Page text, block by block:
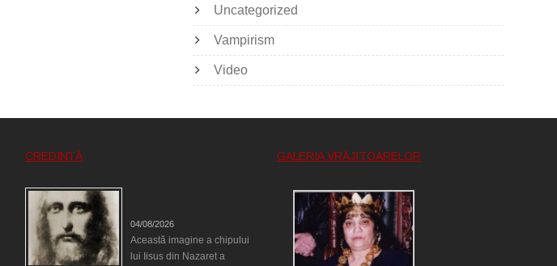
Uncategorized
Vampirism
Video
CREDINȚĂ
04/08/2026
Această imagine a chipului
lui Iisus din Nazaret a
GALERIA VRĂJITOARELOR